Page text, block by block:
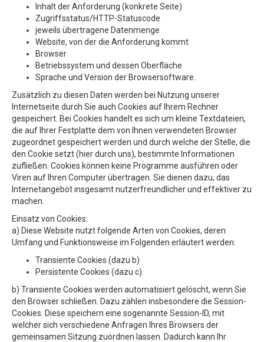
Inhalt der Anforderung (konkrete Seite)
Zugriffsstatus/HTTP-Statuscode
jeweils übertragene Datenmenge
Website, von der die Anforderung kommt
Browser
Betriebssystem und dessen Oberfläche
Sprache und Version der Browsersoftware.
Zusätzlich zu diesen Daten werden bei Nutzung unserer
Internetseite durch Sie auch Cookies auf Ihrem Rechner
gespeichert. Bei Cookies handelt es sich um kleine Textdateien,
die auf Ihrer Festplatte dem von Ihnen verwendeten Browser
zugeordnet gespeichert werden und durch welche der Stelle, die
den Cookie setzt (hier durch uns), bestimmte Informationen
zufließen. Cookies können keine Programme ausführen oder
Viren auf Ihren Computer übertragen. Sie dienen dazu, das
Internetangebot insgesamt nutzerfreundlicher und effektiver zu
machen.
Einsatz von Cookies:
a) Diese Website nutzt folgende Arten von Cookies, deren
Umfang und Funktionsweise im Folgenden erläutert werden:
Transiente Cookies (dazu b)
Persistente Cookies (dazu c).
b) Transiente Cookies werden automatisiert gelöscht, wenn Sie
den Browser schließen. Dazu zählen insbesondere die Session-
Cookies. Diese speichern eine sogenannte Session-ID, mit
welcher sich verschiedene Anfragen Ihres Browsers der
gemeinsamen Sitzung zuordnen lassen. Dadurch kann Ihr